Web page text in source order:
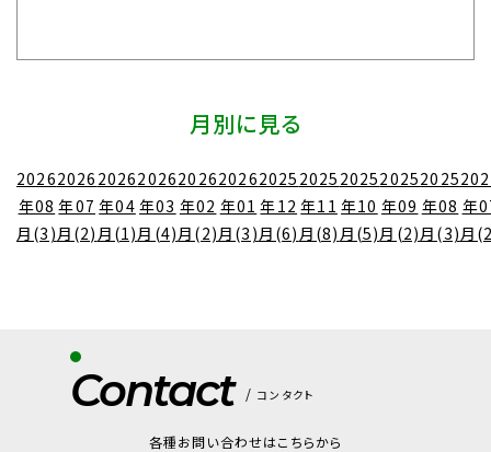
月別に見る
2026
年08
月(3)
2026
年07
月(2)
2026
年04
月(1)
2026
年03
月(4)
2026
年02
月(2)
2026
年01
月(3)
2025
年12
月(6)
2025
年11
月(8)
2025
年10
月(5)
2025
年09
月(2)
2025
年08
月(3)
年
月
Contact コンタクト
各種お問い合わせはこちらから